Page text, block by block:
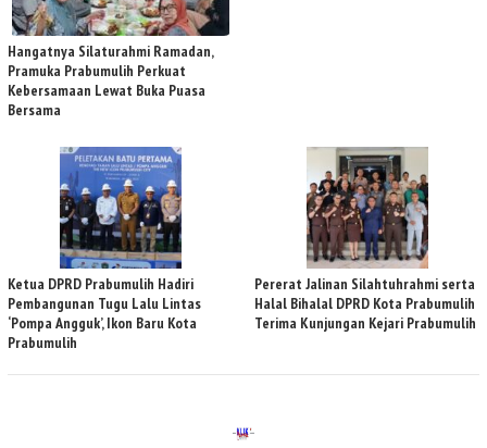
Hangatnya Silaturahmi Ramadan,
Pramuka Prabumulih Perkuat
Kebersamaan Lewat Buka Puasa
Bersama
Ketua DPRD Prabumulih Hadiri
Pembangunan Tugu Lalu Lintas
‘Pompa Angguk’, Ikon Baru Kota
Prabumulih
Pererat Jalinan Silahtuhrahmi serta
Halal Bihalal DPRD Kota Prabumulih
Terima Kunjungan Kejari Prabumulih